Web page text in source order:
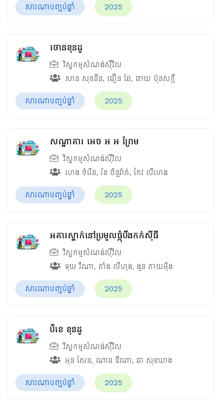
សារណាបញ្ចប់ឆ្នាំ 2025
ថោនខុនដូ
វិស្វកម្មសំណង់ស៊ីវិល
សាន​ សុខនីន​, ជឿន ឆៃ, ឆាយ ប៊ុនសក្កិ៍
សារណាបញ្ចប់ឆ្នាំ 2025
សណ្ឋាគារ អេច អ អ ព្រែម
វិស្វកម្មសំណង់ស៊ីវិល
ហេង ចំរើន, រ៉ន ច័ន្ទរ៉ាត់, កែវ លីហេង
សារណាបញ្ចប់ឆ្នាំ 2025
អគារស្នាក់នៅប្រមូលផ្ដុំបឹងកក់ស៊ីធី
វិស្វកម្មសំណង់ស៊ីវិល
ទុយ ​វីណា, តាំង​ លីហុង, ងួន​ តាយអ៊ិង
សារណាបញ្ចប់ឆ្នាំ 2025
ប៊ីខេ ខុនដូ
វិស្វកម្មសំណង់ស៊ីវិល
អុន សែន, ណាន ឌីណា, ជា​​ សុខឃាង
សារណាបញ្ចប់ឆ្នាំ 2025